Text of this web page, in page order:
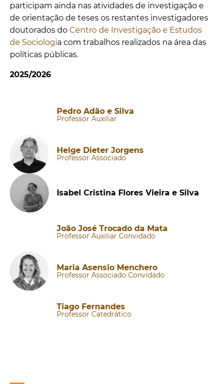
participam ainda nas atividades de investigação e
de orientação de teses os restantes investigadores
doutorados do Centro de Investigação e Estudos
de Sociologia com trabalhos realizados na área das
políticas públicas.
2025/2026
Pedro Adão e Silva
Professor Auxiliar
Helge Dieter Jorgens
Professor Associado
Isabel Cristina Flores Vieira e Silva
João José Trocado da Mata
Professor Auxiliar Convidado
Maria Asensio Menchero
Professor Associado Convidado
Tiago Fernandes
Professor Catedrático